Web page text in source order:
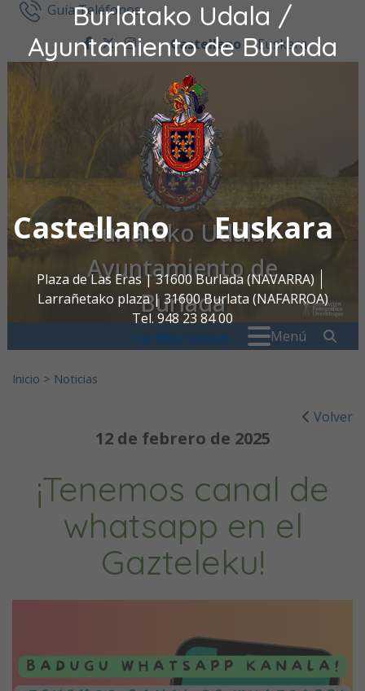
Burlatako Udala /
Ayuntamiento de Burlada
Castellano Euskara
Plaza de Las Eras | 31600 Burlada (NAVARRA)
Larrañetako plaza | 31600 Burlata (NAFARROA)
Tel. 948 23 84 00
oac@burlada.es
Ir al contenidoGuía Teléfonos
facebook
twitter
instagram
Castellano Euskara
Burlatako Udala /
Ayuntamiento de
Burlada
Menú
Inicio > Noticias
Volver
12 de febrero de 2025
¡Tenemos canal de
whatsapp en el
Gazteleku!